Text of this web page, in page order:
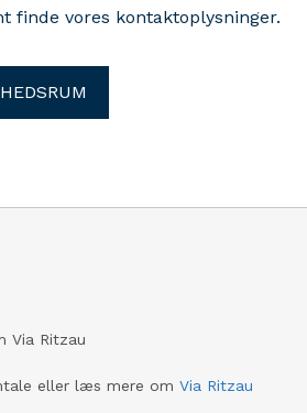
finde vores kontaktoplysninger.
Via Ritzau
eller læs mere om Via Ritzau